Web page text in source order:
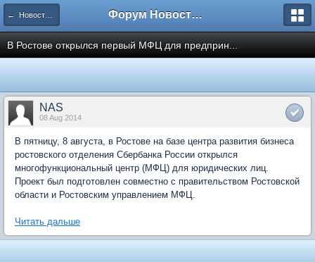
← Новости рынка недвижимости Форум Новостройки
В Ростове открылся первый МФЦ для предприн...
NAS
08 Aug 2014
В пятницу, 8 августа, в Ростове на базе центра развития бизнеса
ростовского отделения Сбербанка России открылся
многофункциональный центр (МФЦ) для юридических лиц.
Проект был подготовлен совместно с правительством Ростовской
области и Ростовским управлением МФЦ.
Читать дальше